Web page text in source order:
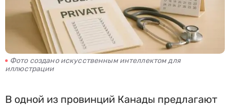
Фото создано искусственным интеллектом для
иллюстрации
В одной из провинций Канады предлагают